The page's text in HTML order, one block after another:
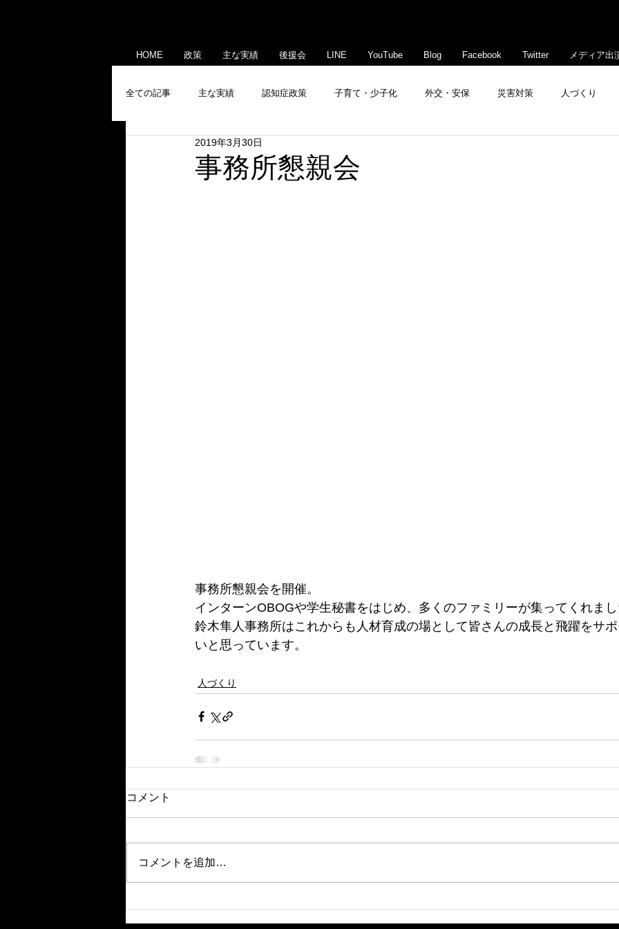
HOME 政策 主な実績 後援会 LINE YouTube Blog Facebook Twitter メディア出
全ての記事 主な実績 認知症政策 子育て・少子化 外交・安保 災害対策 人づくり
メディア出演・掲載
事務所懇親会
2019年3月30日
事務所懇親会を開催。
インターンOBOGや学生秘書をはじめ、多くのファミリーが集ってくれま
鈴木隼人事務所はこれからも人材育成の場として皆さんの成長と飛躍をサ
いと思っています。
人づくり
コメント
コメントを追加…